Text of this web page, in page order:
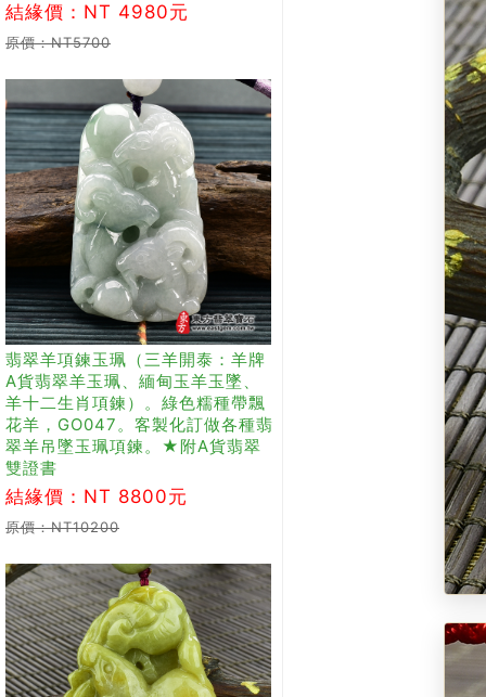
結緣價：NT 4980元
原價：NT5700
翡翠羊項鍊玉珮（三羊開泰：羊牌
A貨翡翠羊玉珮、緬甸玉羊玉墜、
羊十二生肖項鍊）。綠色糯種帶飄
花羊，GO047。客製化訂做各種翡
翠羊吊墜玉珮項鍊。★附A貨翡翠
雙證書
結緣價：NT 8800元
原價：NT10200